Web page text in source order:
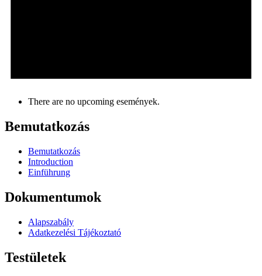
There are no upcoming események.
Bemutatkozás
Bemutatkozás
Introduction
Einführung
Dokumentumok
Alapszabály
Adatkezelési Tájékoztató
Testületek